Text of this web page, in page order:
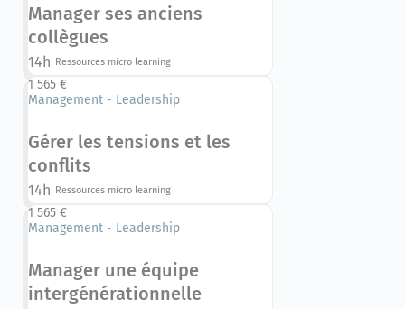
Manager ses anciens
collègues
14h Ressources micro learning
1 565 €
Management - Leadership
Gérer les tensions et les
conflits
14h Ressources micro learning
1 565 €
Management - Leadership
Manager une équipe
intergénérationnelle